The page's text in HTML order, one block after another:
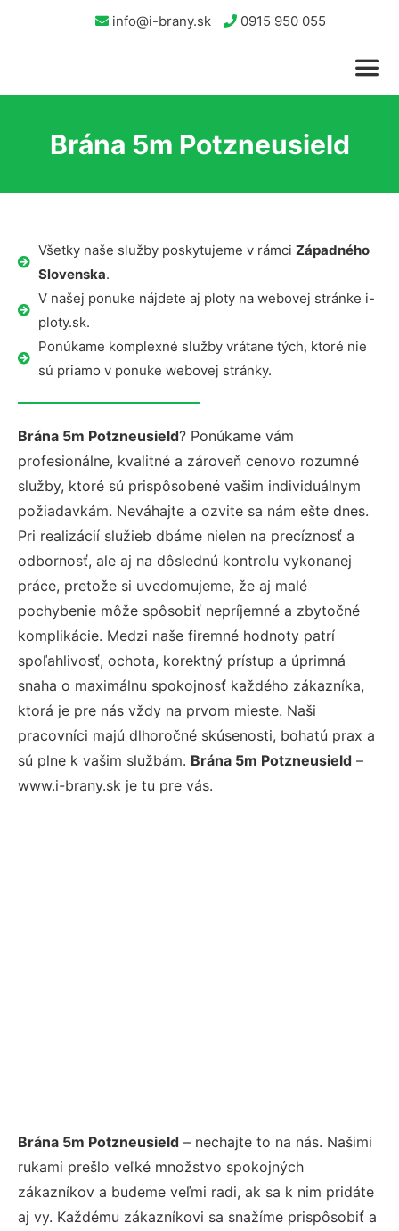
info@i-brany.sk 0915 950 055
Brána 5m Potzneusield
Všetky naše služby poskytujeme v rámci Západného
Slovenska.
V našej ponuke nájdete aj ploty na webovej stránke i-
ploty.sk.
Ponúkame komplexné služby vrátane tých, ktoré nie
sú priamo v ponuke webovej stránky.
Brána 5m Potzneusield? Ponúkame vám
profesionálne, kvalitné a zároveň cenovo rozumné
služby, ktoré sú prispôsobené vašim individuálnym
požiadavkám. Neváhajte a ozvite sa nám ešte dnes.
Pri realizácií služieb dbáme nielen na precíznosť a
odbornosť, ale aj na dôslednú kontrolu vykonanej
práce, pretože si uvedomujeme, že aj malé
pochybenie môže spôsobiť nepríjemné a zbytočné
komplikácie. Medzi naše firemné hodnoty patrí
spoľahlivosť, ochota, korektný prístup a úprimná
snaha o maximálnu spokojnosť každého zákazníka,
ktorá je pre nás vždy na prvom mieste. Naši
pracovníci majú dlhoročné skúsenosti, bohatú prax a
sú plne k vašim službám. Brána 5m Potzneusield –
www.i-brany.sk je tu pre vás.
Brána 5m Potzneusield – nechajte to na nás. Našimi
rukami prešlo veľké množstvo spokojných
zákazníkov a budeme veľmi radi, ak sa k nim pridáte
aj vy. Každému zákazníkovi sa snažíme prispôsobiť a